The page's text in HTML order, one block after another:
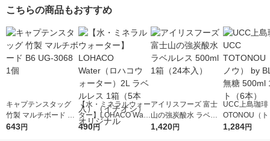
こちらの商品もおすすめ
キャプテンスタッグ
竹製 マルチボード B6
UG-3068 1個
643円
【水・ミネラルウォー
ター】LOHACO Wate
r（ロハコウォータ
490円
アイリスフーズ 富士
山の強炭酸水 ラベル
レス 500ml 1箱（24
1,420円
UCC上島珈琲
OTONOU（
ウ） by
1,284円